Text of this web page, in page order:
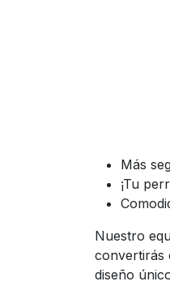
Más
¡Tu
Nuestro
convertirás
diseño